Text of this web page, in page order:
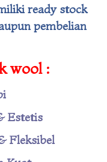
ready stock
pembelian
wool :
Estetis
Fleksibel